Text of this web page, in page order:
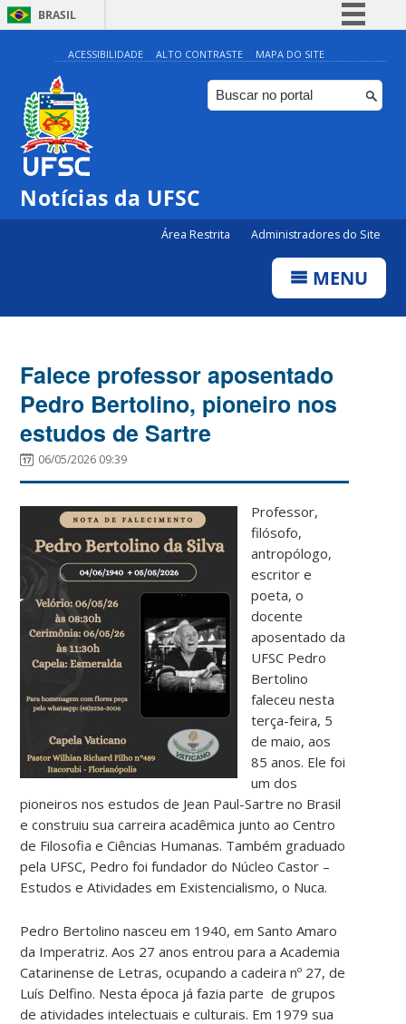
BRASIL
Simplifique!
Comunica BR
Participe
ACESSIBILIDADE ALTO CONTRASTE MAPA DO SITE
Notícias da UFSC
Área Restrita Administradores do Site
MENU
Falece professor aposentado
Pedro Bertolino, pioneiro nos
estudos de Sartre
06/05/2026 09:39
Professor,
filósofo,
antropólogo,
escritor e
poeta, o
docente
aposentado da
UFSC Pedro
Bertolino
faleceu nesta
terça-feira, 5
de maio, aos
85 anos. Ele foi
um dos
pioneiros nos estudos de Jean Paul-Sartre no Brasil
e construiu sua carreira acadêmica junto ao Centro
de Filosofia e Ciências Humanas. Também graduado
pela UFSC, Pedro foi fundador do Núcleo Castor –
Estudos e Atividades em Existencialismo, o Nuca.
Pedro Bertolino nasceu em 1940, em Santo Amaro
da Imperatriz. Aos 27 anos entrou para a Academia
Catarinense de Letras, ocupando a cadeira nº 27, de
Luís Delfino. Nesta época já fazia parte de grupos
de atividades intelectuais e culturais. Em 1979 sua